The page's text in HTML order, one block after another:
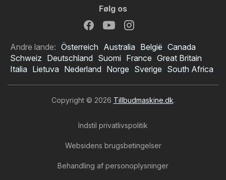
Følg os
Andre lande: Österreich Australia België Canada
Schweiz Deutschland Suomi France Great Britain
Italia Lietuva Nederland Norge Sverige South Africa
Copyright © 2026 Tillbudmaskine.dk.
Indstil privatlivspolitik
Websidens brugsbetingelser
Behandling af personoplysninger